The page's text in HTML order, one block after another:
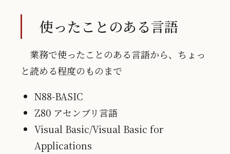
使ったことのある言語
業務で使ったことのある言語から、ちょっ
と読める程度のものまで
N88-BASIC
Z80 アセンブリ言語
Visual Basic/Visual Basic for
Applications